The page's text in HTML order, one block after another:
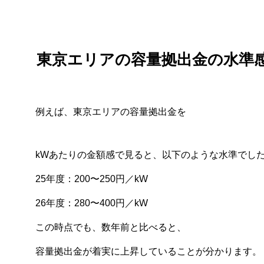
東京エリアの容量拠出金の水準
例えば、東京エリアの容量拠出金を
kWあたりの金額感で見ると、以下のような水準でし
25年度：200〜250円／kW
26年度：280〜400円／kW
この時点でも、数年前と比べると、
容量拠出金が着実に上昇していることが分かります。